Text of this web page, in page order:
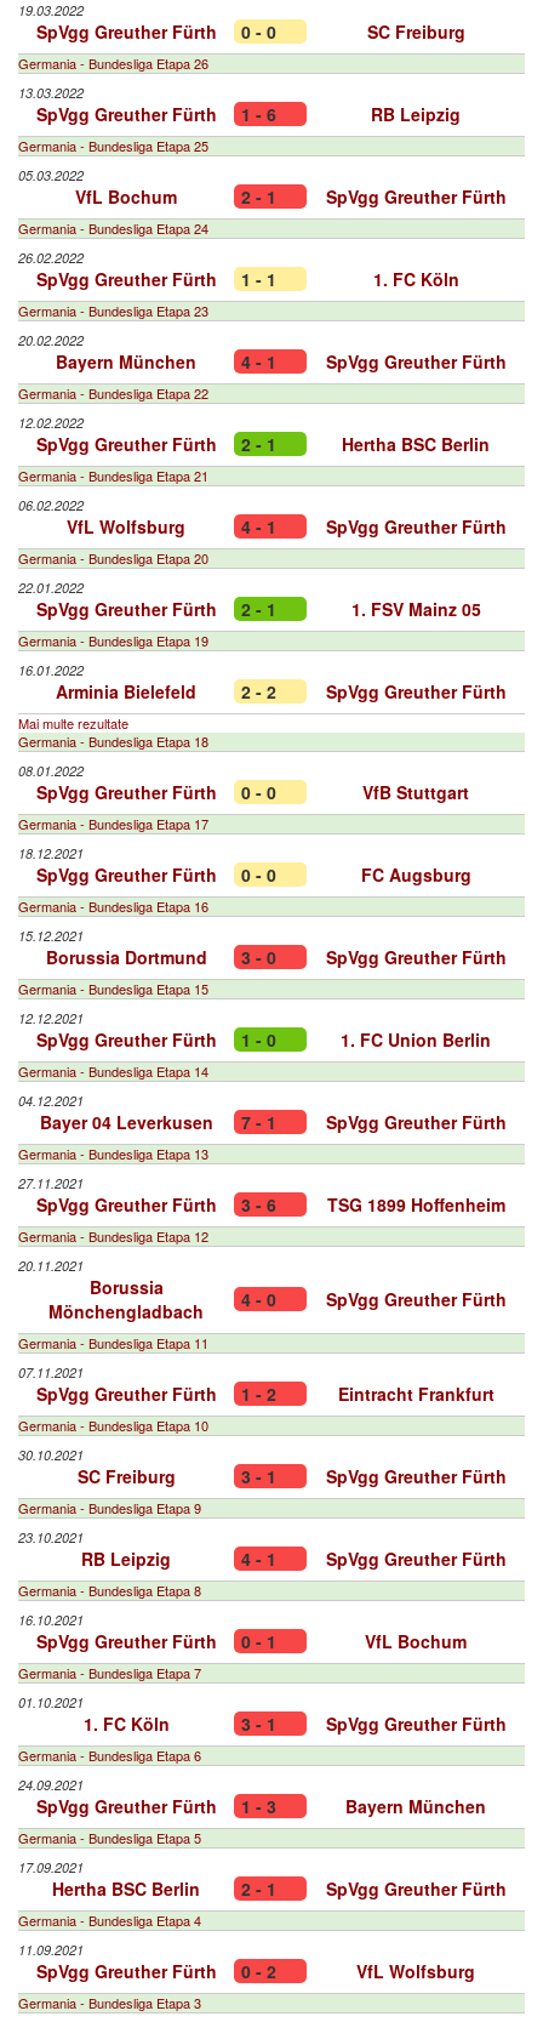
19.03.2022
SpVgg Greuther Fürth 0 - 0 SC Freiburg
Germania - Bundesliga Etapa 26
13.03.2022
SpVgg Greuther Fürth 1 - 6 RB Leipzig
Germania - Bundesliga Etapa 25
05.03.2022
VfL Bochum 2 - 1 SpVgg Greuther Fürth
Germania - Bundesliga Etapa 24
26.02.2022
SpVgg Greuther Fürth 1 - 1 1. FC Köln
Germania - Bundesliga Etapa 23
20.02.2022
Bayern München 4 - 1 SpVgg Greuther Fürth
Germania - Bundesliga Etapa 22
12.02.2022
SpVgg Greuther Fürth 2 - 1 Hertha BSC Berlin
Germania - Bundesliga Etapa 21
06.02.2022
VfL Wolfsburg 4 - 1 SpVgg Greuther Fürth
Germania - Bundesliga Etapa 20
22.01.2022
SpVgg Greuther Fürth 2 - 1 1. FSV Mainz 05
Germania - Bundesliga Etapa 19
16.01.2022
Arminia Bielefeld 2 - 2 SpVgg Greuther Fürth
Mai multe rezultate
Germania - Bundesliga Etapa 18
08.01.2022
SpVgg Greuther Fürth 0 - 0 VfB Stuttgart
Germania - Bundesliga Etapa 17
18.12.2021
SpVgg Greuther Fürth 0 - 0 FC Augsburg
Germania - Bundesliga Etapa 16
15.12.2021
Borussia Dortmund 3 - 0 SpVgg Greuther Fürth
Germania - Bundesliga Etapa 15
12.12.2021
SpVgg Greuther Fürth 1 - 0 1. FC Union Berlin
Germania - Bundesliga Etapa 14
04.12.2021
Bayer 04 Leverkusen 7 - 1 SpVgg Greuther Fürth
Germania - Bundesliga Etapa 13
27.11.2021
SpVgg Greuther Fürth 3 - 6 TSG 1899 Hoffenheim
Germania - Bundesliga Etapa 12
20.11.2021
Borussia
Mönchengladbach
4 - 0 SpVgg Greuther Fürth
Germania - Bundesliga Etapa 11
07.11.2021
SpVgg Greuther Fürth 1 - 2 Eintracht Frankfurt
Germania - Bundesliga Etapa 10
30.10.2021
SC Freiburg 3 - 1 SpVgg Greuther Fürth
Germania - Bundesliga Etapa 9
23.10.2021
RB Leipzig 4 - 1 SpVgg Greuther Fürth
Germania - Bundesliga Etapa 8
16.10.2021
SpVgg Greuther Fürth 0 - 1 VfL Bochum
Germania - Bundesliga Etapa 7
01.10.2021
1. FC Köln 3 - 1 SpVgg Greuther Fürth
Germania - Bundesliga Etapa 6
24.09.2021
SpVgg Greuther Fürth 1 - 3 Bayern München
Germania - Bundesliga Etapa 5
17.09.2021
Hertha BSC Berlin 2 - 1 SpVgg Greuther Fürth
Germania - Bundesliga Etapa 4
11.09.2021
SpVgg Greuther Fürth 0 - 2 VfL Wolfsburg
Germania - Bundesliga Etapa 3